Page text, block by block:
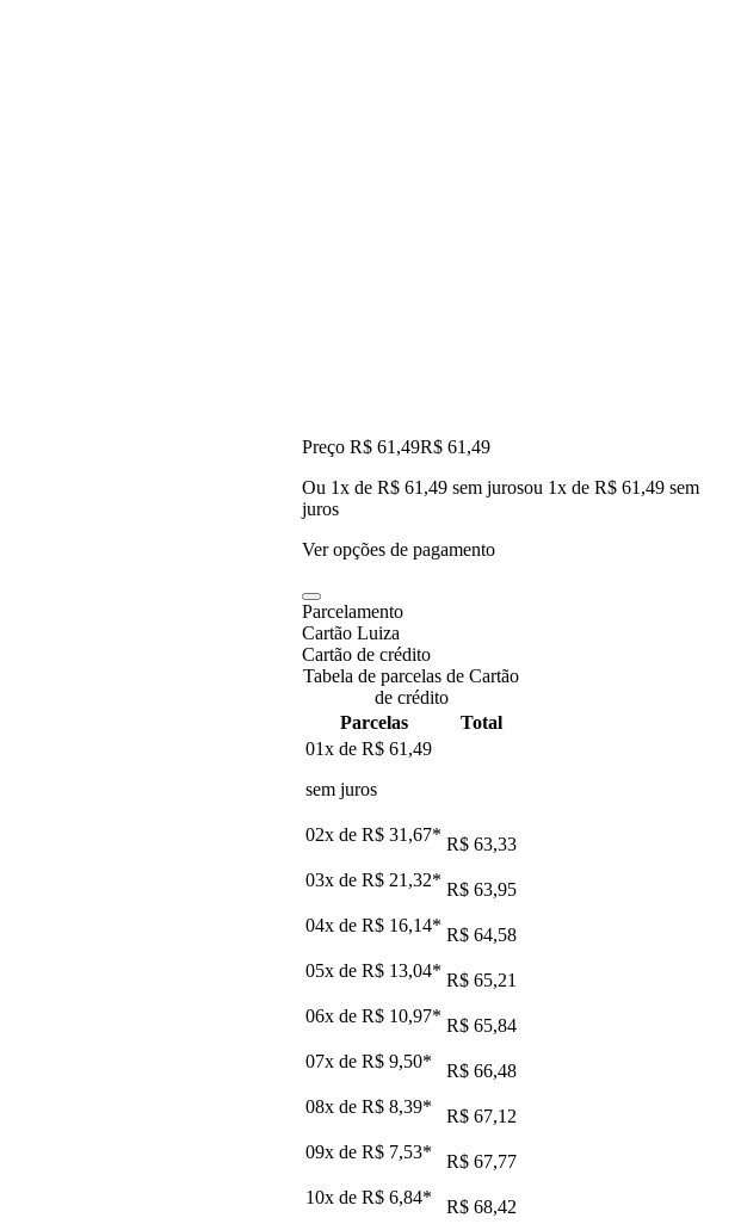
Preço R$ 61,49R$ 61 ,49
Ou 1x de R$ 61,49 sem jurosou 1x de R$ 61,49 sem
juros
Ver opções de pagamento
Parcelamento
Cartão Luiza
Cartão de crédito
Tabela de parcelas de Cartão
de crédito
Parcelas
Total
01x de R$ 61,49
sem juros
02x de R$ 31,67* R$ 63,33
03x de R$ 21,32* R$ 63,95
04x de R$ 16,14* R$ 64,58
05x de R$ 13,04* R$ 65,21
06x de R$ 10,97* R$ 65,84
07x de R$ 9,50*
R$ 66,48
08x de R$ 8,39*
R$ 67,12
09x de R$ 7,53*
R$ 67,77
10x de R$ 6,84*
R$ 68,42